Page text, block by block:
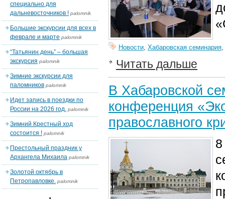
Новости, Хабаровская семинария,
Читать дальше
В Хабаровской
конференция
православного
специально для
дальневосточников ! palomnik
Большие экскурсии для всех в
феврале и марте palomnik
“Татьянин день” – большая
экскурсия palomnik
Зимние экскурсии для
паломников palomnik
Идет запись в поездки по
России на 2026 год. palomnik
Зимний Крестный ход
состоится ! palomnik
Престольный праздник у
Архангела Михаила palomnik
Золотой октябрь в
Петропавловке. palomnik